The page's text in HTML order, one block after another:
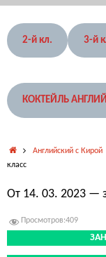
2-й кл. 3-й
КОКТЕЙЛЬ
ГлавнаяАнглийский с Кирой
класс
От 14. 03. 2023 —
Просмотров:409